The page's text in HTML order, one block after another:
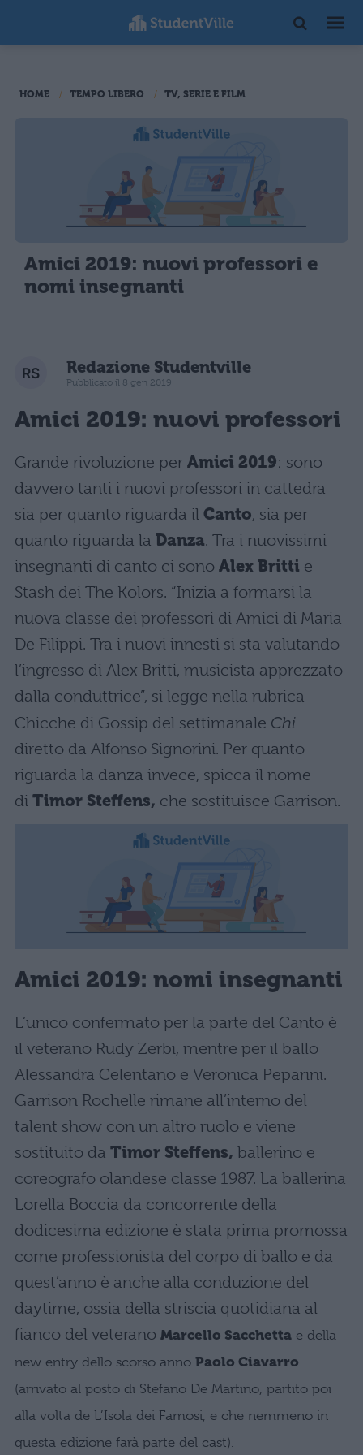
HOME TEMPO LIBERO TV, SERIE E FILM
Amici 2019: nuovi professori e
nomi insegnanti
Redazione Studentville
Pubblicato il 8 gen 2019
Amici 2019: nuovi professori
Grande rivoluzione per Amici 2019: sono
davvero tanti i nuovi professori in cattedra
sia per quanto riguarda il Canto, sia per
quanto riguarda la Danza. Tra i nuovissimi
insegnanti di canto ci sono Alex Britti e
Stash dei The Kolors. “Inizia a formarsi la
nuova classe dei professori di Amici di Maria
De Filippi. Tra i nuovi innesti si sta valutando
l’ingresso di Alex Britti, musicista apprezzato
dalla conduttrice”, si legge nella rubrica
Chicche di Gossip del settimanale Chi
diretto da Alfonso Signorini. Per quanto
riguarda la danza invece, spicca il nome
di Timor Steffens, che sostituisce Garrison.
Amici 2019: nomi insegnanti
L’unico confermato per la parte del Canto è
il veterano Rudy Zerbi, mentre per il ballo
Alessandra Celentano e Veronica Peparini.
Garrison Rochelle rimane all’interno del
talent show con un altro ruolo e viene
sostituito da Timor Steffens, ballerino e
coreografo olandese classe 1987. La ballerina
Lorella Boccia da concorrente della
dodicesima edizione è stata prima promossa
come professionista del corpo di ballo e da
quest’anno è anche alla conduzione del
daytime, ossia della striscia quotidiana al
fianco del veterano Marcello Sacchetta e della
new entry dello scorso anno Paolo Ciavarro
(arrivato al posto di Stefano De Martino, partito poi
alla volta de L’Isola dei Famosi, e che nemmeno in
questa edizione farà parte del cast).